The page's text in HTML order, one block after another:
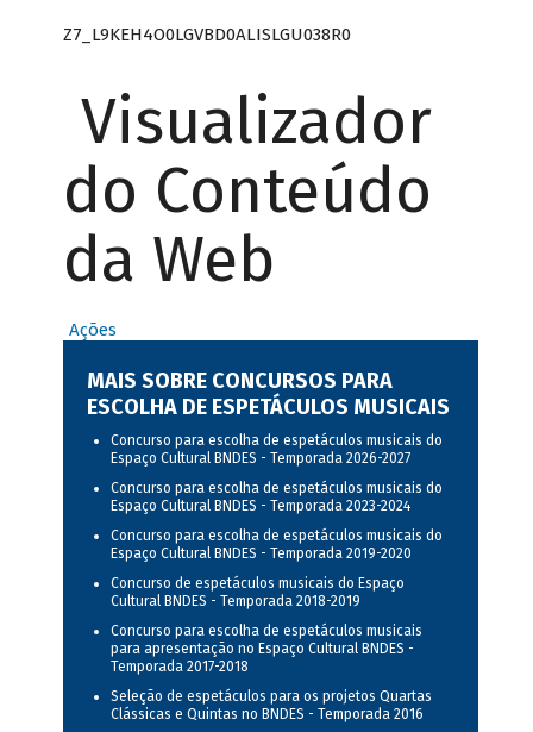
Z7_L9KEH4O0LGVBD0ALISLGU038R0
Visualizador
do Conteúdo
da Web
Ações
MAIS SOBRE CONCURSOS PARA
ESCOLHA DE ESPETÁCULOS MUSICAIS
Concurso para escolha de espetáculos musicais do
Espaço Cultural BNDES - Temporada 2026-2027
Concurso para escolha de espetáculos musicais do
Espaço Cultural BNDES - Temporada 2023-2024
Concurso para escolha de espetáculos musicais do
Espaço Cultural BNDES - Temporada 2019-2020
Concurso de espetáculos musicais do Espaço
Cultural BNDES - Temporada 2018-2019
Concurso para escolha de espetáculos musicais
para apresentação no Espaço Cultural BNDES -
Temporada 2017-2018
Seleção de espetáculos para os projetos Quartas
Clássicas e Quintas no BNDES - Temporada 2016